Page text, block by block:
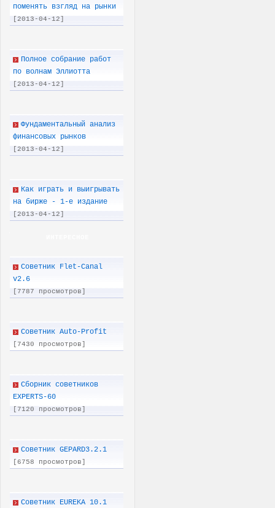
поменять взгляд на рынки
[2013-04-12]
Полное собрание работ
по волнам Эллиотта
[2013-04-12]
Фундаментальный анализ
финансовых рынков
[2013-04-12]
Как играть и выигрывать
на бирже - 1-е издание
[2013-04-12]
Советник Flet-Canal
v2.6
[7787 просмотров]
Советник Auto-Profit
[7430 просмотров]
Сборник советников
EXPERTS-60
[7120 просмотров]
Советник GEPARD3.2.1
[6758 просмотров]
Советник EUREKA 10.1